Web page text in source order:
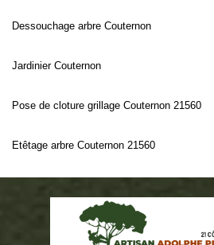
Dessouchage arbre Couternon
Jardinier Couternon
Pose de cloture grillage Couternon 21560
Etêtage arbre Couternon 21560